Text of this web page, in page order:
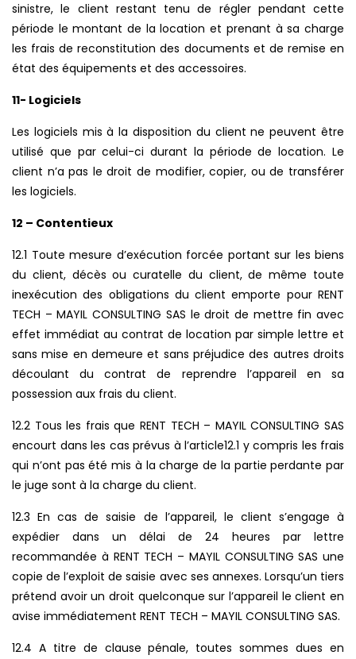
sinistre, le client restant tenu de régler pendant cette
période le montant de la location et prenant à sa charge
les frais de reconstitution des documents et de remise en
état des équipements et des accessoires.
11- Logiciels
Les logiciels mis à la disposition du client ne peuvent être
utilisé que par celui-ci durant la période de location. Le
client n’a pas le droit de modifier, copier, ou de transférer
les logiciels.
12 – Contentieux
12.1 Toute mesure d’exécution forcée portant sur les biens
du client, décès ou curatelle du client, de même toute
inexécution des obligations du client emporte pour RENT
TECH – MAYIL CONSULTING SAS le droit de mettre fin avec
effet immédiat au contrat de location par simple lettre et
sans mise en demeure et sans préjudice des autres droits
découlant du contrat de reprendre l’appareil en sa
possession aux frais du client.
12.2 Tous les frais que RENT TECH – MAYIL CONSULTING SAS
encourt dans les cas prévus à l’article12.1 y compris les frais
qui n’ont pas été mis à la charge de la partie perdante par
le juge sont à la charge du client.
12.3 En cas de saisie de l’appareil, le client s’engage à
expédier dans un délai de 24 heures par lettre
recommandée à RENT TECH – MAYIL CONSULTING SAS une
copie de l’exploit de saisie avec ses annexes. Lorsqu’un tiers
prétend avoir un droit quelconque sur l’appareil le client en
avise immédiatement RENT TECH – MAYIL CONSULTING SAS.
12.4 A titre de clause pénale, toutes sommes dues en